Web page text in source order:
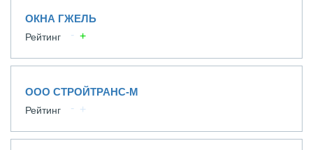
ОКНА ГЖЕЛЬ
Рейтинг
ООО СТРОЙТРАНС-М
Рейтинг